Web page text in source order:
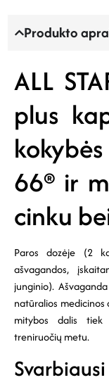
Produkto
ALL
plus
66® ir
cinku
Paros dozėje (2
ašvagandos,
junginio).
natūralios medicinos
mitybos dalis tiek
treniruočių metu.